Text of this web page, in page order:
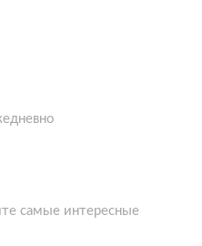
самые интересные